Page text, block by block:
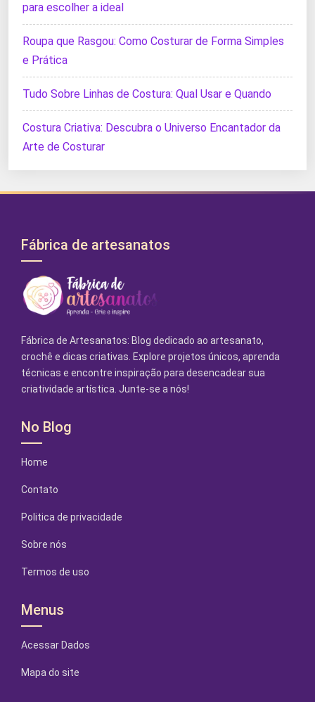
para escolher a ideal
Roupa que Rasgou: Como Costurar de Forma Simples
e Prática
Tudo Sobre Linhas de Costura: Qual Usar e Quando
Costura Criativa: Descubra o Universo Encantador da
Arte de Costurar
Fábrica de artesanatos
Fábrica de Artesanatos: Blog dedicado ao artesanato,
crochê e dicas criativas. Explore projetos únicos, aprenda
técnicas e encontre inspiração para desencadear sua
criatividade artística. Junte-se a nós!
No Blog
Home
Contato
Politica de privacidade
Sobre nós
Termos de uso
Menus
Acessar Dados
Mapa do site